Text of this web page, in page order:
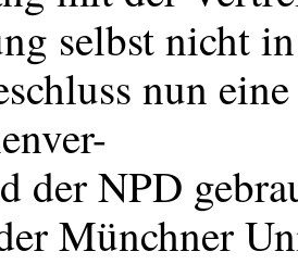
selbst nicht
nun
derNPD
Münchner